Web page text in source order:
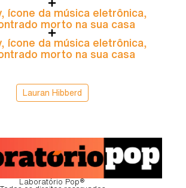
ícone da música eletrônica,
morto na sua casa
ícone da música eletrônica,
morto na sua casa
Lauran Hibberd
Laboratório Pop®